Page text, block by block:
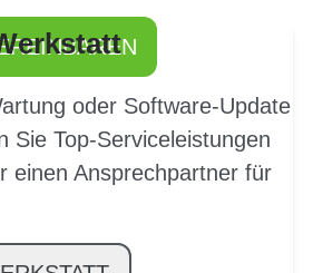
oder Software-Update
Sie Top-Serviceleistungen
einen Ansprechpartner für